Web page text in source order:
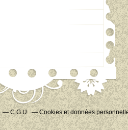
C.G.U. Cookies et données